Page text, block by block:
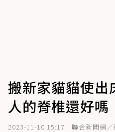
搬新家貓貓使出
人的脊椎還好嗎
2023-11-10 15:17 聯合新聞網